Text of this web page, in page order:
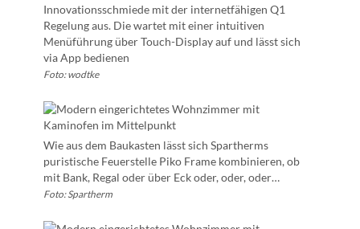
Innovationsschmiede mit der internetfähigen Q1
Regelung aus. Die wartet mit einer intuitiven
Menüführung über Touch-Display auf und lässt sich
via App bedienen
Foto: wodtke
Wie aus dem Baukasten lässt sich Spartherms
puristische Feuerstelle Piko Frame kombinieren, ob
mit Bank, Regal oder über Eck oder, oder, oder…
Foto: Spartherm